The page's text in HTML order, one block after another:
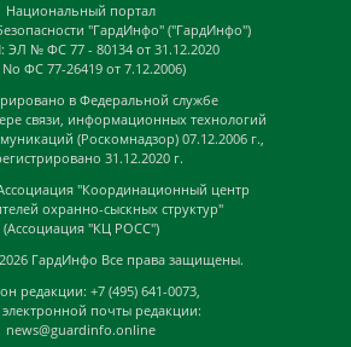
Национальный портал
"ГардИнфо" ("ГардИнфо")
ЭЛ № ФС 77 - 80134 от 31.12.2020
ФС 77-26419 от 7.12.2006)
в Федеральной службе
связи, информационных технологий
(Роскомнадзор) 07.12.2006 г.,
31.12.2020 г.
"Координационный центр
охранно-сыскных структур"
(Ассоциация "КЦ РОСС")
ГардИнфо Все права защищены.
редакции: +7 (495) 641-0073,
электронной почты редакции:
news@guardinfo.online